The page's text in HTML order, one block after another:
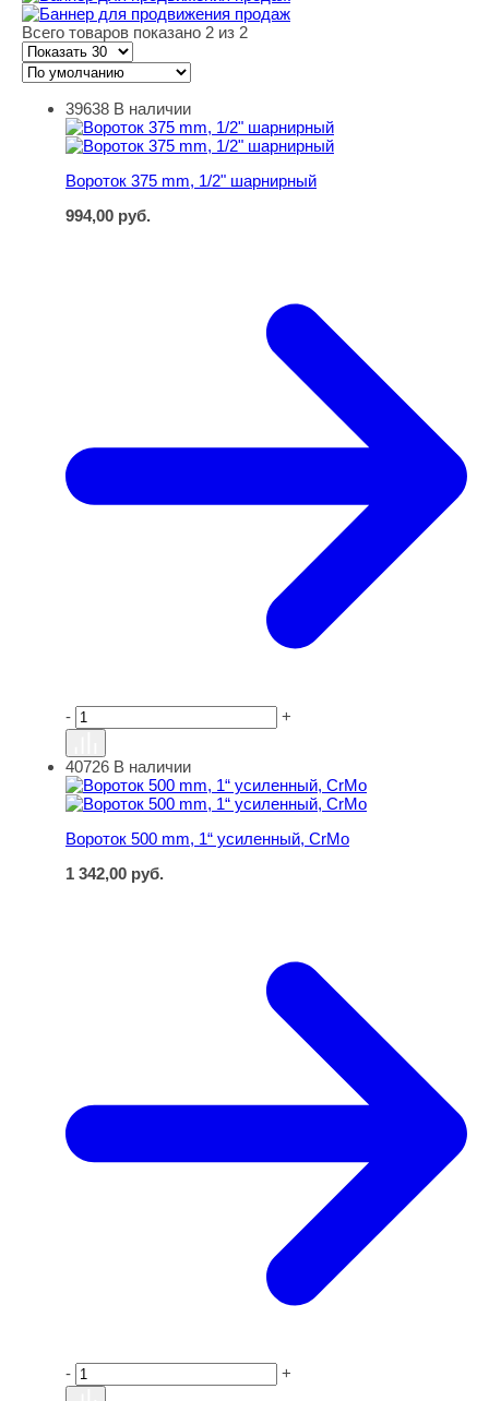
Всего товаров показано 2 из 2
Вороток 375 mm, 1/2" шарнирный
39638 В наличии
Вороток 375 mm, 1/2" шарнирный
994,00 руб.
- +
Вороток 500 mm, 1“ усиленный, CrMo
40726 В наличии
Вороток 500 mm, 1“ усиленный, CrMo
1 342,00 руб.
- +